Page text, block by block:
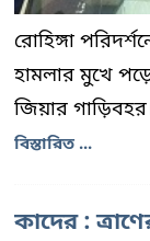
রোহিঙ্গা
হামলার মুখে
জিয়ার
বিস্তারিত ...
কাদের :